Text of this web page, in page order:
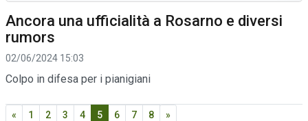
Ancora una ufficialità a Rosarno e diversi
rumors
02/06/2024 15:03
Colpo in difesa per i pianigiani
« 1 2 3 4 5 6 7 8 »